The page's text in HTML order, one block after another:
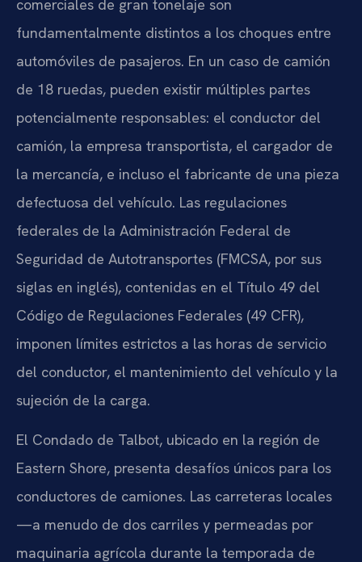
comerciales de gran tonelaje son
fundamentalmente distintos a los choques entre
automóviles de pasajeros. En un caso de camión
de 18 ruedas, pueden existir múltiples partes
potencialmente responsables: el conductor del
camión, la empresa transportista, el cargador de
la mercancía, e incluso el fabricante de una pieza
defectuosa del vehículo. Las regulaciones
federales de la Administración Federal de
Seguridad de Autotransportes (FMCSA, por sus
siglas en inglés), contenidas en el Título 49 del
Código de Regulaciones Federales (49 CFR),
imponen límites estrictos a las horas de servicio
del conductor, el mantenimiento del vehículo y la
sujeción de la carga.
El Condado de Talbot, ubicado en la región de
Eastern Shore, presenta desafíos únicos para los
conductores de camiones. Las carreteras locales
—a menudo de dos carriles y permeadas por
maquinaria agrícola durante la temporada de